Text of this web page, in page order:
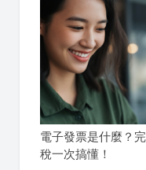
電子發票是什麼？
稅一次搞懂！